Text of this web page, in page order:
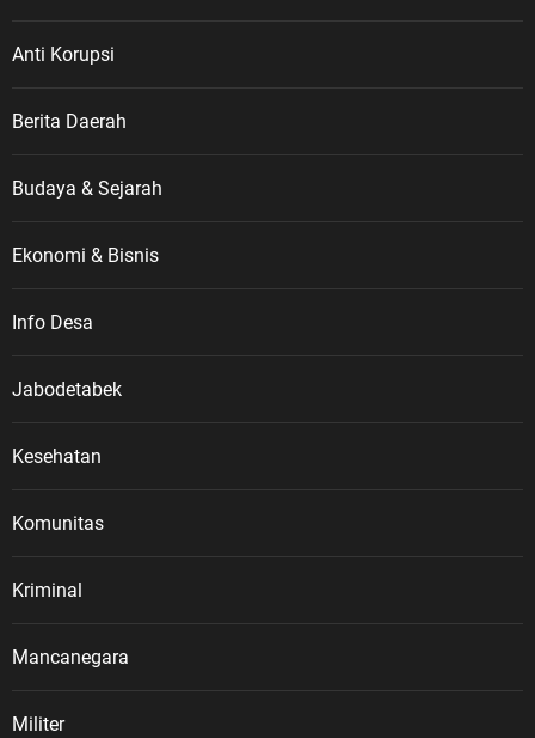
Anti Korupsi
Berita Daerah
Budaya & Sejarah
Ekonomi & Bisnis
Info Desa
Jabodetabek
Kesehatan
Komunitas
Kriminal
Mancanegara
Militer